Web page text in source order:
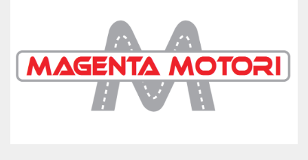
stradali • Sedile posteriore sdoppiato • Sensore di luce •
Sensore di pioggia • Sensori di parcheggio posteriori •
Servosterzo • Specchietti laterali elettrici